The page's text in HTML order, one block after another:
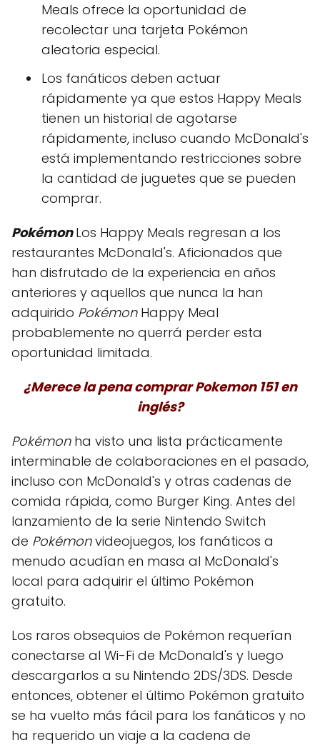
Meals ofrece la oportunidad de
recolectar una tarjeta Pokémon
aleatoria especial.
Los fanáticos deben actuar
rápidamente ya que estos Happy Meals
tienen un historial de agotarse
rápidamente, incluso cuando McDonald's
está implementando restricciones sobre
la cantidad de juguetes que se pueden
comprar.
PokémonLos Happy Meals regresan a los
restaurantes McDonald's. Aficionados que
han disfrutado de la experiencia en años
anteriores y aquellos que nunca la han
adquirido Pokémon Happy Meal
probablemente no querrá perder esta
oportunidad limitada.
¿Merece la pena comprar Pokemon 151 en
inglés?
Pokémon ha visto una lista prácticamente
interminable de colaboraciones en el pasado,
incluso con McDonald's y otras cadenas de
comida rápida, como Burger King. Antes del
lanzamiento de la serie Nintendo Switch
de Pokémonvideojuegos, los fanáticos a
menudo acudían en masa al McDonald's
local para adquirir el último Pokémon
gratuito.
Los raros obsequios de Pokémon requerían
conectarse al Wi-Fi de McDonald's y luego
descargarlos a su Nintendo 2DS/3DS. Desde
entonces, obtener el último Pokémon gratuito
se ha vuelto más fácil para los fanáticos y no
ha requerido un viaje a la cadena de